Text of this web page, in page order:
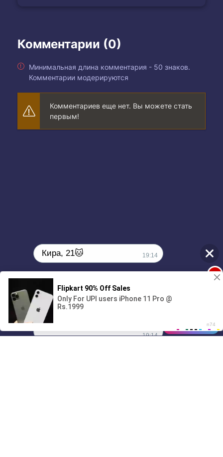
Комментарии (0)
Минимальная длина комментария - 50 знаков.
Комментарии модерируются
Комментариев еще нет. Вы можете стать
первым!
01/07
00:00
Кира, 21🐱 19:14
Поиграешь со мной? 💖🐾
1